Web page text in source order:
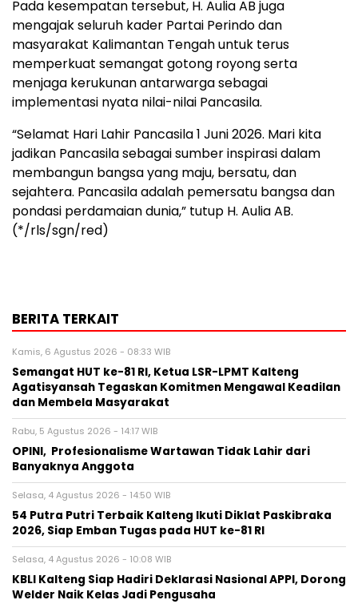
Pada kesempatan tersebut, H. Aulia AB juga
mengajak seluruh kader Partai Perindo dan
masyarakat Kalimantan Tengah untuk terus
memperkuat semangat gotong royong serta
menjaga kerukunan antarwarga sebagai
implementasi nyata nilai-nilai Pancasila.
“Selamat Hari Lahir Pancasila 1 Juni 2026. Mari kita
jadikan Pancasila sebagai sumber inspirasi dalam
membangun bangsa yang maju, bersatu, dan
sejahtera. Pancasila adalah pemersatu bangsa dan
pondasi perdamaian dunia,” tutup H. Aulia AB.
(*/rls/sgn/red)
BERITA TERKAIT
Kamis, 6 Agustus 2026 - 08:33 WIB
Semangat HUT ke-81 RI, Ketua LSR-LPMT Kalteng
Agatisyansah Tegaskan Komitmen Mengawal Keadilan
dan Membela Masyarakat
Rabu, 5 Agustus 2026 - 14:17 WIB
OPINI, Profesionalisme Wartawan Tidak Lahir dari
Banyaknya Anggota
Selasa, 4 Agustus 2026 - 14:50 WIB
54 Putra Putri Terbaik Kalteng Ikuti Diklat Paskibraka
2026, Siap Emban Tugas pada HUT ke-81 RI
Selasa, 4 Agustus 2026 - 10:08 WIB
KBLI Kalteng Siap Hadiri Deklarasi Nasional APPI, Dorong
Welder Naik Kelas Jadi Pengusaha